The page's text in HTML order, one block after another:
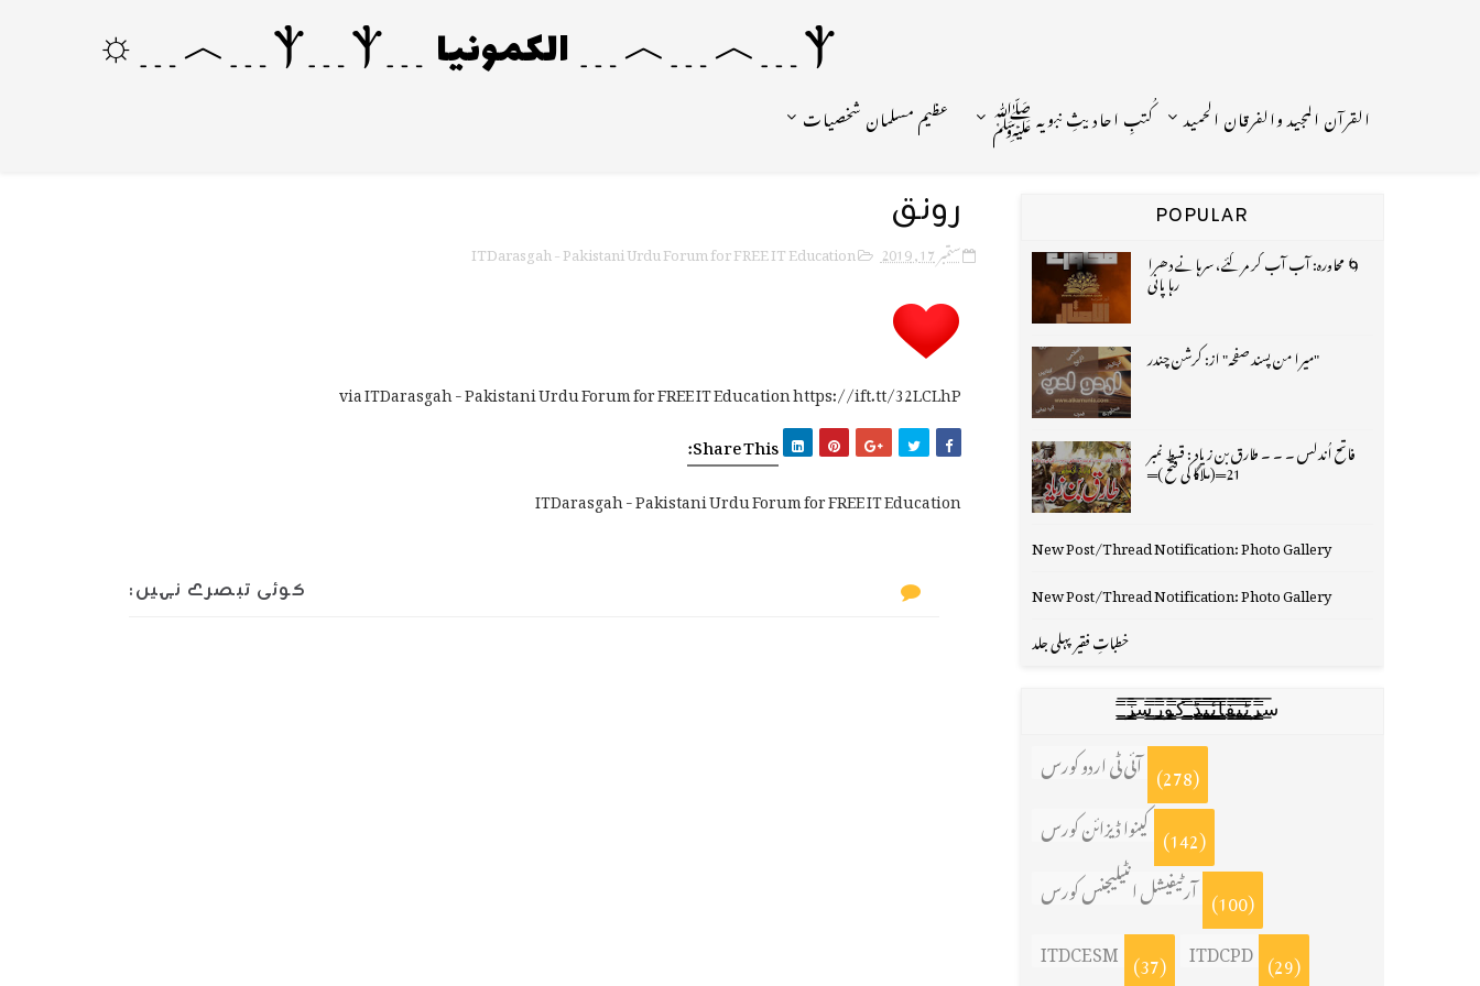
Ⲯ﹍︿﹍︿﹍ الکمونیا ﹍Ⲯ﹍Ⲯ﹍︿﹍☼
القرآن المجید والفرقان الحمید کُتبِ احادیثِ نبویہ ﷺ عظیم مسلمان شخصیات
رونق
ستمبر 17, 2019 ITDarasgah - Pakistani Urdu Forum for FREE IT Education
via ITDarasgah - Pakistani Urdu Forum for FREE IT Education https://ift.tt/32LCLhP
Share This:
ITDarasgah - Pakistani Urdu Forum for FREE IT Education
کوئی تبصرے نہیں:
POPULAR
🌀 محاورہ: آب آب کر مر گئے، سرہانے دھرا
رہا پانی
"میرا من پسند صفحہ" از: کرشن چندر
فاتح اُندلس ۔ ۔ ۔ طارق بن زیاد : قسط نمبر
21═(ملاگا کی فتح )═
New Post/Thread Notification: Photo Gallery
New Post/Thread Notification: Photo Gallery
خطباتِ فقیر پہلی جلد
س̳̿͟͞ر̳̿͟͞ٹ̳̿͟͞ی̳̿͟͞ف̳̿͟͞ا̳̿͟͞ي̳̳̿ٔ̿͟͟͞͞ی̳̿͟͞ڈ̳̿͟͞ ̳̿͟͞ک̳̿͟͞و̳̿͟͞ر̳̿͟͞س̳̿͟͞ز̳̿͟͞
آئی ٹی اردو کورس (278)
کینوا ڈیزائن کورس (142)
آرٹیفیشل انٹیلیجنس کورس (100)
ITDCESM (37) ITDCPD (29)